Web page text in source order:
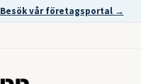
Besök vår företagsportal →